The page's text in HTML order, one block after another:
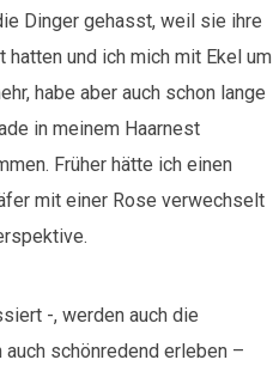
Dinger gehasst, weil sie ihre
und ich mich mit Ekel um
habe aber auch schon lange
in meinem Haarnest
Früher hätte ich einen
mit einer Rose verwechselt
-, werden auch die
auch schönredend erleben –